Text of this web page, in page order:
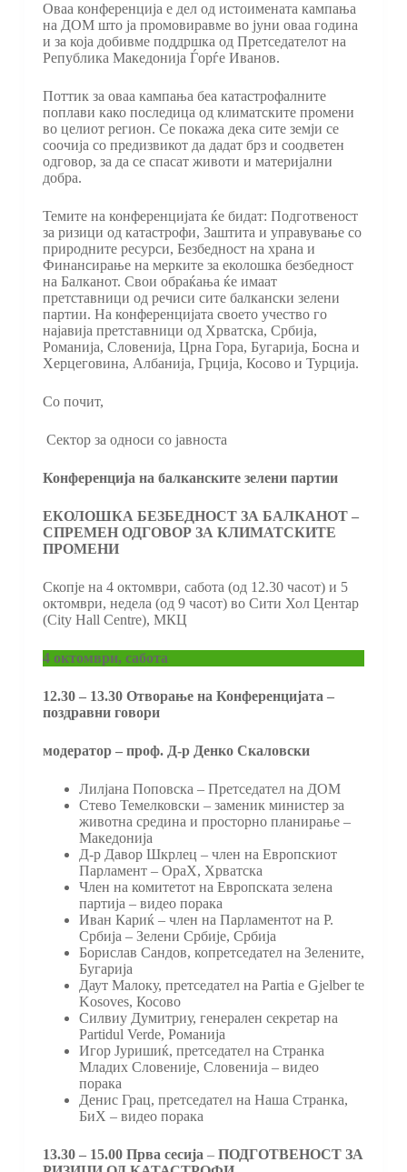
Оваа конференција е дел од истоимената кампања
на ДОМ што ја промовиравме во јуни оваа година
и за која добивме поддршка од Претседателот на
Република Македонија Ѓорѓе Иванов.
Поттик за оваа кампања беа катастрофалните
поплави како последица од климатските промени
во целиот регион. Се покажа дека сите земји се
соочија со предизвикот да дадат брз и соодветен
одговор, за да се спасат животи и материјални
добра.
Темите на конференцијата ќе бидат: Подготвеност
за ризици од катастрофи, Заштита и управување со
природните ресурси, Безбедност на храна и
Финансирање на мерките за еколошка безбедност
на Балканот. Свои обраќања ќе имаат
претставници од речиси сите балкански зелени
партии. На конференцијата своето учество го
најавија претставници од Хрватска, Србија,
Романија, Словенија, Црна Гора, Бугарија, Босна и
Херцеговина, Албанија, Грција, Косово и Турција.
Со почит,
Сектор за односи со јавноста
Конференција на балканските зелени партии
ЕКОЛОШКА БЕЗБЕДНОСТ ЗА БАЛКАНОТ –
СПРЕМЕН ОДГОВОР ЗА КЛИМАТСКИТЕ
ПРОМЕНИ
Скопје на 4 октомври, сабота (од 12.30 часот) и 5
октомври, недела (од 9 часот) во Сити Хол Центар
(City Hall Centre), МКЦ
4 октомври, сабота
12.30 – 13.30 Отворање на Конференцијата –
поздравни говори
модератор – проф. Д-р Денко Скаловски
Лилјана Поповска – Претседател на ДОМ
Стево Темелковски – заменик министер за
животна средина и просторно планирање –
Македонија
Д-р Давор Шкрлец – член на Европскиот
Парламент – ОраХ, Хрватска
Член на комитетот на Европската зелена
партија – видео порака
Иван Кариќ – член на Парламентот на Р.
Србија – Зелени Србије, Србија
Борислав Сандов, копретседател на Зелените,
Бугарија
Даут Малоку, претседател на Partia e Gjelber te
Kosoves, Косово
Силвиу Думитриу, генерален секретар на
Partidul Verde, Романија
Игор Јуришиќ, претседател на Странка
Младих Словеније, Словенија – видео
порака
Денис Грац, претседател на Наша Странка,
БиХ – видео порака
13.30 – 15.00 Прва сесија– ПОДГОТВЕНОСТ ЗА